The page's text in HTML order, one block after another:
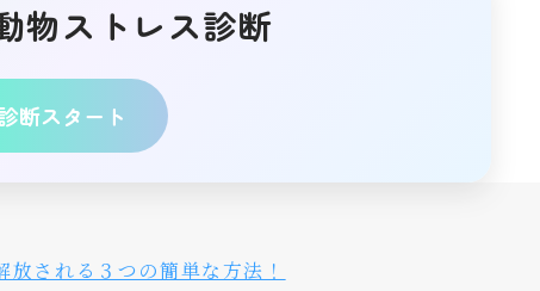
物ストレス診断
断スタート
される３つの簡単な方法！